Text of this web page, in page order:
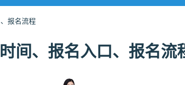
报名流程
间、报名入口、报名流